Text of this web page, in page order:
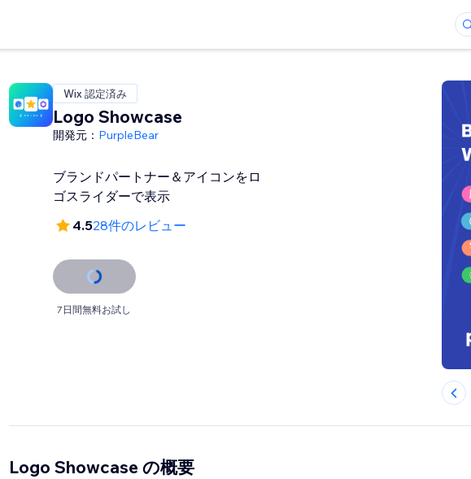
Wix 認定済み
Logo Showcase
開発元： PurpleBear
ブランドパートナー＆アイコンをロ
ゴスライダーで表示
4.528件のレビュー
7日間無料お試し
Logo Showcase の概要